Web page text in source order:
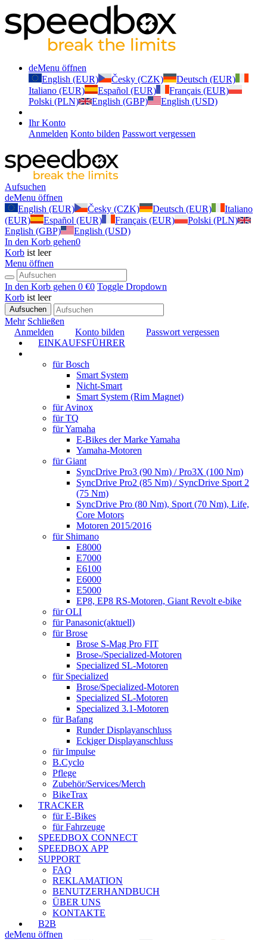
deMenu öffnen
English (EUR)
Česky (CZK)
Deutsch (EUR)
Italiano (EUR)
Español (EUR)
Français (EUR)
Polski (PLN)
English (GBP) English (USD)
Ihr Konto
Anmelden Konto bilden Passwort vergessen
Aufsuchen
deMenu öffnen
English (EUR)
Česky (CZK) Deutsch (EUR)
Italiano
(EUR)
Español (EUR) Français (EUR)
Polski (PLN)
English (GBP)
English (USD)
In den Korb gehen0
Korb ist leer
Menu öffnen
In den Korb gehen 0 €0 Toggle Dropdown
Korb ist leer
Aufsuchen
Mehr Schließen
Anmelden
Konto bilden
Passwort vergessen
EINKAUFSFÜHRER
für Bosch
Smart System
Nicht-Smart
Smart System (Rim Magnet)
für Avinox
für TQ
für Yamaha
E-Bikes der Marke Yamaha
Yamaha-Motoren
für Giant
SyncDrive Pro3 (90 Nm) / Pro3X (100 Nm)
SyncDrive Pro2 (85 Nm) / SyncDrive Sport 2
(75 Nm)
SyncDrive Pro (80 Nm), Sport (70 Nm), Life,
Core Motors
Motoren 2015/2016
für Shimano
E8000
E7000
E6100
E6000
E5000
EP8, EP8 RS-Motoren, Giant Revolt e-bike
für OLI
für Panasonic(aktuell)
für Brose
Brose S-Mag Pro FIT
Brose-/Specialized-Motoren
Specialized SL-Motoren
für Specialized
Brose/Specialized-Motoren
Specialized SL-Motoren
Specialized 3.1-Motoren
für Bafang
Runder Displayanschluss
Eckiger Displayanschluss
für Impulse
B.Cyclo
Pflege
Zubehör/Services/Merch
BikeTrax
TRACKER
für E-Bikes
für Fahrzeuge
SPEEDBOX CONNECT
SPEEDBOX APP
SUPPORT
FAQ
REKLAMATION
BENUTZERHANDBUCH
ÜBER UNS
KONTAKTE
B2B
deMenu öffnen